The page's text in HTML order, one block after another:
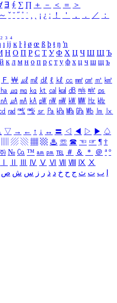
∃ ∮ ∑ ∏ ＋ － ＜ ＝
＞
～ ˇ ˘ ˝ ˚ ˙ ¸ ¡ ¿ ː ！ ＇ ， ． ／
：
₂ ₃ ₄
ı ĳ ĸ ŀ ł ø œ ß þ ŧ ŋ ŉ
Н О П Р С Т У Ф Х Ц Ч Ш Щ Ъ
й к л м н о п р с т у ф х ц ч ш щ ъ
Ｆ ￦ ㎕ ㎖ ㎗ ℓ ㎘ ㏄ ㎣ ㎤ ㎥ ㎦
㏊ ㎍ ㎎ ㎏ ㏏ ㎈ ㎉ ㏈ ㎧ ㎨ ㎰
㎁ ㎂ ㎃ ㎄ ㎺ ㎻ ㎽ ㎾ ㎿ ㎐ ㎑
㎭ ㎮ ㎯ ㏛ ㎩ ㎪ ㎫ ㎬ ㏝ ㏐
㏓
▽ → ← ↑ ↓ ↔ 〓 ◁ ◀ ▷ ▶ ♤
▨ ▧ ▦ ▩ ♨ ☏ ☎ ☜ ☞ ¶ †
№ ㏇ ™ ㏂ ㏘ ℡ ＃ ＆ ＊ ＠ ª º
Ⅳ Ⅴ Ⅵ Ⅶ Ⅷ Ⅸ Ⅹ
ب ت ث ج ح خ د ذ ر ز س ش ص